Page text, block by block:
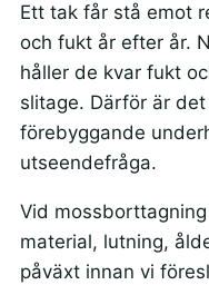
Ett tak får stå emot
och fukt år efter år.
håller de kvar fukt
slitage. Därför är
förebyggande
utseendefråga.
Vid
material, lutning,
påväxt innan vi